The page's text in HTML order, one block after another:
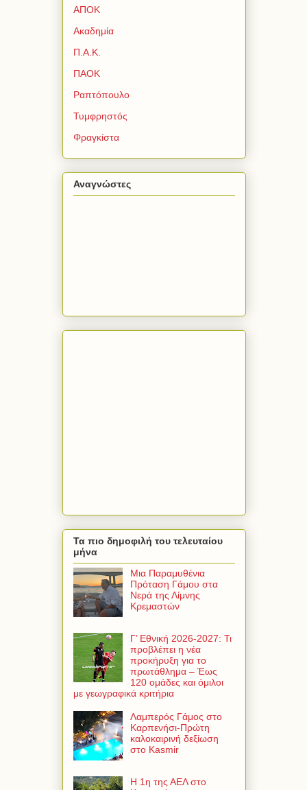
ΑΠΟΚ
Ακαδημία
Π.Α.Κ.
ΠΑΟΚ
Ραπτόπουλο
Τυμφρηστός
Φραγκίστα
Αναγνώστες
Τα πιο δημοφιλή του τελευταίου
μήνα
Μια Παραμυθένια
Πρόταση Γάμου στα
Νερά της Λίμνης
Κρεμαστών
Γ’ Εθνική 2026-2027: Τι
προβλέπει η νέα
προκήρυξη για το
πρωτάθλημα – Έως
120 ομάδες και όμιλοι
με γεωγραφικά κριτήρια
Λαμπερός Γάμος στο
Καρπενήσι-Πρώτη
καλοκαιρινή δεξίωση
στο Kasmir
Η 1η της ΑΕΛ στο